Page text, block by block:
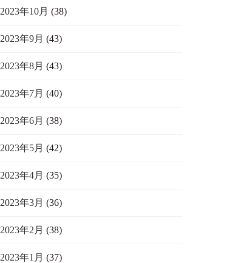
2023年10月 (38)
2023年9月 (43)
2023年8月 (43)
2023年7月 (40)
2023年6月 (38)
2023年5月 (42)
2023年4月 (35)
2023年3月 (36)
2023年2月 (38)
2023年1月 (37)